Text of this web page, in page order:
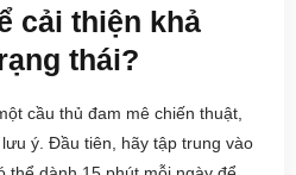
cải thiện khả
thái?
cầu thủ đam mê chiến thuật,
ý. Đầu tiên, hãy tập trung vào